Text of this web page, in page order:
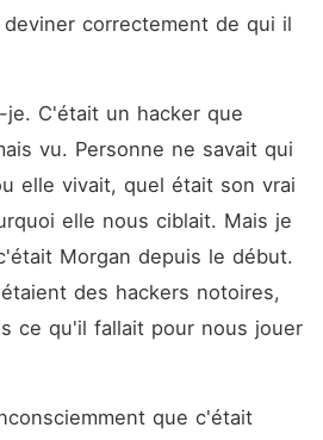
correctement de qui il
C'était un hacker que
vu. Personne ne savait qui
elle vivait, quel était son vrai
elle nous ciblait. Mais je
Morgan depuis le début.
des hackers notoires,
ce qu'il fallait pour nous jouer
que c'était